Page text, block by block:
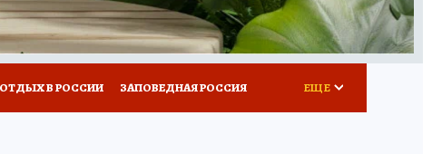
ОТДЫХ В РОССИИ ЗАПОВЕДНАЯ РОССИЯ ЕЩЕ